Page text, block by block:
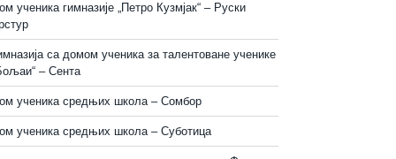
ученика гимназије „Петро Кузмјак“ – Руски
са домом ученика за талентоване ученике
– Сента
ученика средњих школа – Сомбор
ученика средњих школа – Суботица